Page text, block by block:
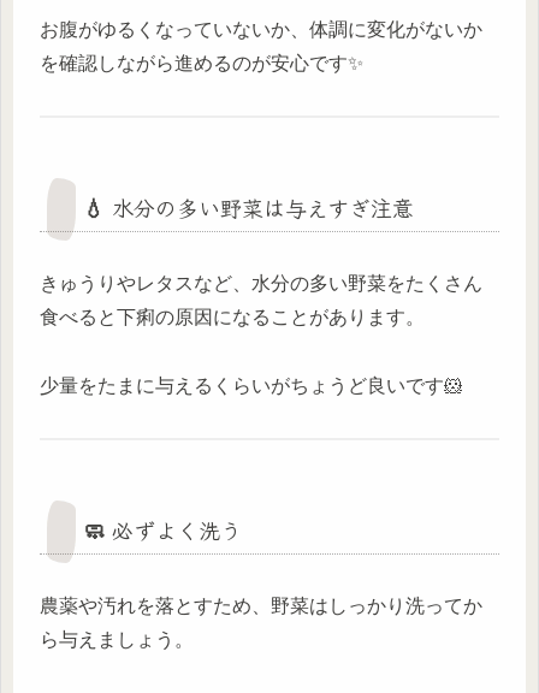
お腹がゆるくなっていないか、体調に変化がないか
を確認しながら進めるのが安心です✨
💧 水分の多い野菜は与えすぎ注意
きゅうりやレタスなど、水分の多い野菜をたくさん
食べると下痢の原因になることがあります。
少量をたまに与えるくらいがちょうど良いです🐹
🧼 必ずよく洗う
農薬や汚れを落とすため、野菜はしっかり洗ってか
ら与えましょう。